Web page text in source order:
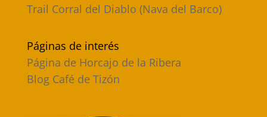
Trail Corral del Diablo (Nava del Barco)
Páginas de interés
Página de Horcajo de la Ribera
Blog Café de Tizón